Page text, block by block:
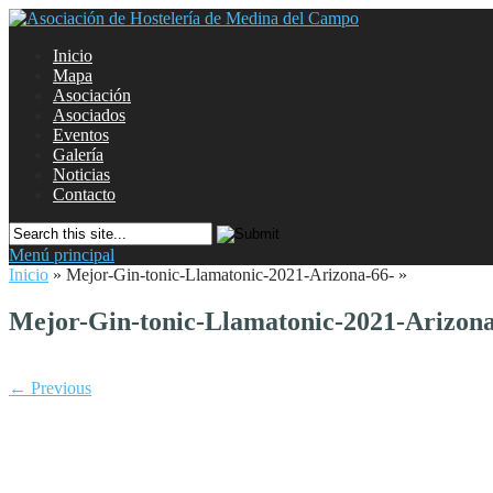
Inicio
Mapa
Asociación
Asociados
Eventos
Galería
Noticias
Contacto
Menú principal
Inicio » Mejor-Gin-tonic-Llamatonic-2021-Arizona-66- »
Mejor-Gin-tonic-Llamatonic-2021-
← Previous